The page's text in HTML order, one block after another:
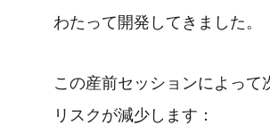
わたって開発してきました。
この産前セッションによって
リスクが減少します：